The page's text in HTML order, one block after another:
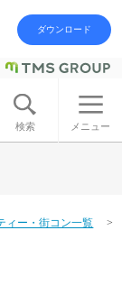
ント登録
ダウンロード
検索 メニュー
ィー・街コン一覧